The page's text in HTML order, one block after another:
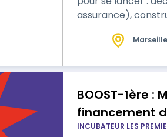
assurance),
jours (bouche-à-
BOOST-1ère :
financement
INCUBATEUR LES